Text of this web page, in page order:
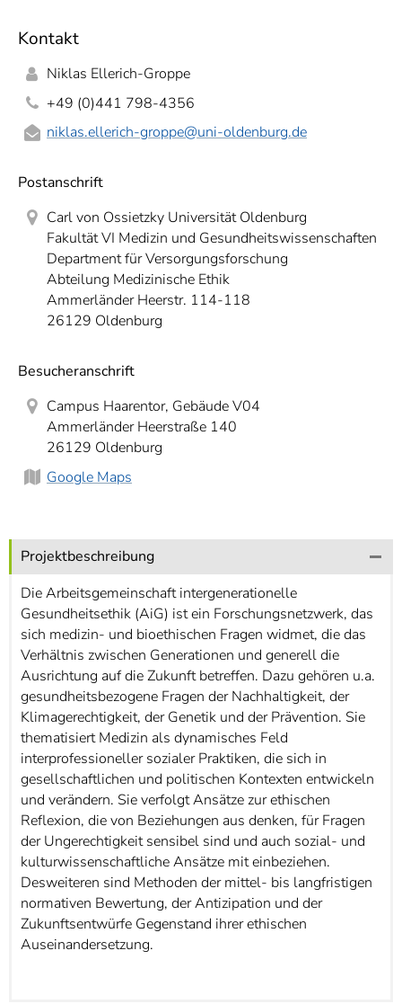
Kontakt
Niklas Ellerich-Groppe
+49 (0)441 798-4356
niklas.ellerich-groppe@uni-oldenburg.de
Postanschrift
Carl von Ossietzky Universität Oldenburg
Fakultät VI Medizin und Gesundheitswissenschaften
Department für Versorgungsforschung
Abteilung Medizinische Ethik
Ammerländer Heerstr. 114-118
26129 Oldenburg
Besucheranschrift
Campus Haarentor, Gebäude V04
Ammerländer Heerstraße 140
26129 Oldenburg
Google Maps
Projektbeschreibung
Die Arbeitsgemeinschaft intergenerationelle
Gesundheitsethik (AiG) ist ein Forschungsnetzwerk, das
sich medizin- und bioethischen Fragen widmet, die das
Verhältnis zwischen Generationen und generell die
Ausrichtung auf die Zukunft betreffen. Dazu gehören u.a.
gesundheitsbezogene Fragen der Nachhaltigkeit, der
Klimagerechtigkeit, der Genetik und der Prävention. Sie
thematisiert Medizin als dynamisches Feld
interprofessioneller sozialer Praktiken, die sich in
gesellschaftlichen und politischen Kontexten entwickeln
und verändern. Sie verfolgt Ansätze zur ethischen
Reflexion, die von Beziehungen aus denken, für Fragen
der Ungerechtigkeit sensibel sind und auch sozial- und
kulturwissenschaftliche Ansätze mit einbeziehen.
Desweiteren sind Methoden der mittel- bis langfristigen
normativen Bewertung, der Antizipation und der
Zukunftsentwürfe Gegenstand ihrer ethischen
Auseinandersetzung.